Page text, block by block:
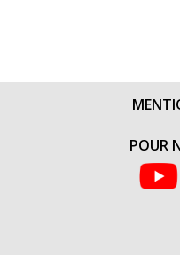
POUR